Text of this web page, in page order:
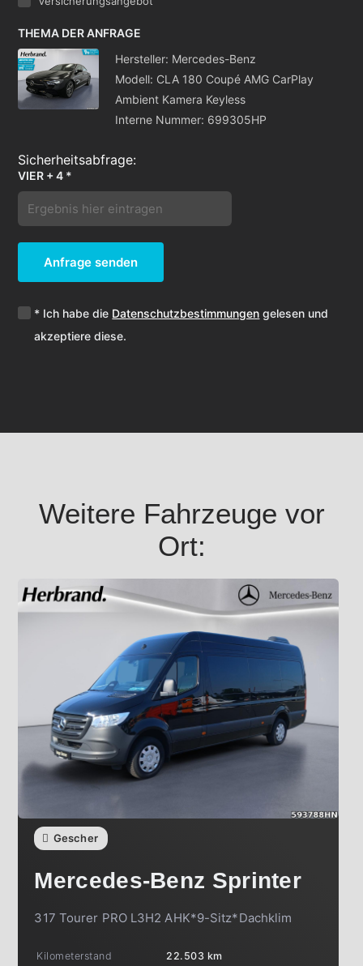
THEMA DER ANFRAGE
Hersteller: Mercedes-Benz
Modell: CLA 180 Coupé AMG CarPlay
Ambient Kamera Keyless
Interne Nummer: 699305HP
VIER + 4 *
Anfrage senden
* Ich habe die Datenschutzbestimmungen gelesen und
akzeptiere diese.
Weitere Fahrzeuge vor
Ort:
Gescher
Mercedes-Benz Sprinter
317 Tourer PRO L3H2 AHK*9-Sitz*Dachklim
Kilometerstand
22.503 km